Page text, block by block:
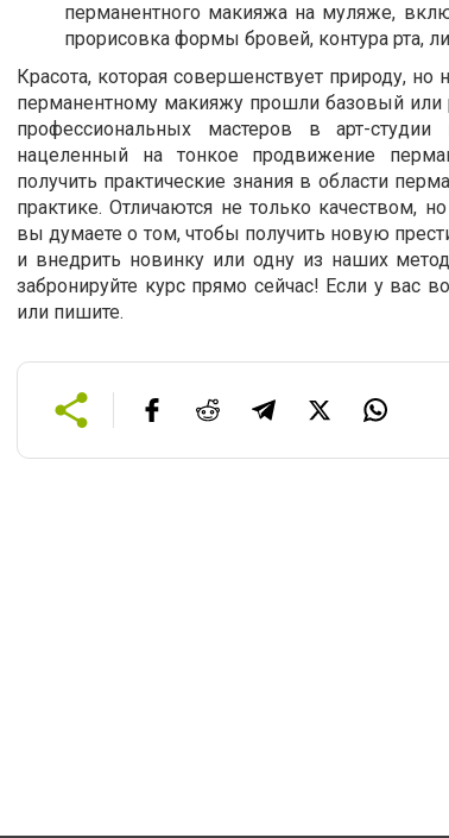
перманентного макияжа на муляже,
прорисовка формы бровей, контура рта,
Красота, которая совершенствует природу, но
перманентному макияжу прошли базовый
профессиональных мастеров в арт-
нацеленный на тонкое продвижение
получить практические знания в области
практике. Отличаются не только качеством,
вы думаете о том, чтобы получить новую
и внедрить новинку или одну из наших
забронируйте курс прямо сейчас! Если у вас
или пишите.